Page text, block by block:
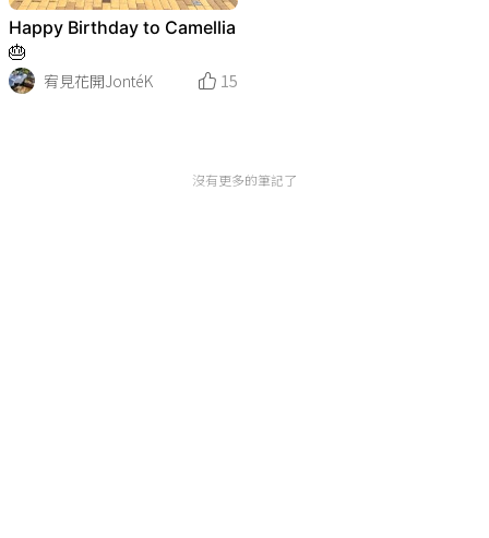
Happy Birthday to Camellia
🎂
宥見花開JontéK
15
沒有更多的筆記了